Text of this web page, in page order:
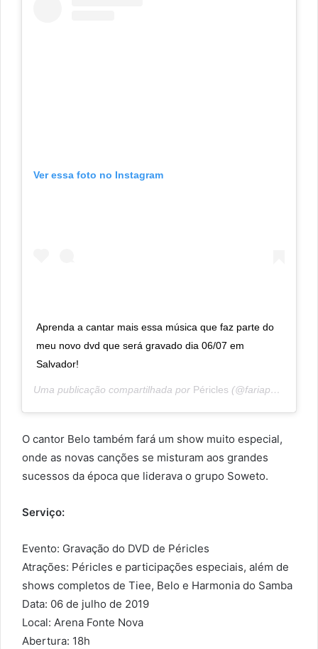
Ver essa foto no Instagram
Aprenda a cantar mais essa música que faz parte do
meu novo dvd que será gravado dia 06/07 em
Salvador!
Uma publicação compartilhada por Péricles (@fariapericles) em
O cantor Belo também fará um show muito especial,
onde as novas canções se misturam aos grandes
sucessos da época que liderava o grupo Soweto.
Serviço:
Evento: Gravação do DVD de Péricles
Atrações: Péricles e participações especiais, além de
shows completos de Tiee, Belo e Harmonia do Samba
Data: 06 de julho de 2019
Local: Arena Fonte Nova
Abertura: 18h